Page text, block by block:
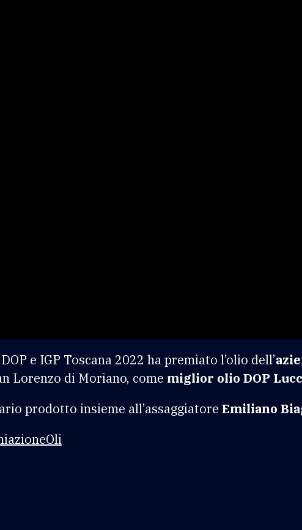
e IGP Toscana 2022 ha premiato l’olio dell’
Lorenzo di Moriano, come miglior olio DOP
prodotto insieme all’assaggiatore Emiliano